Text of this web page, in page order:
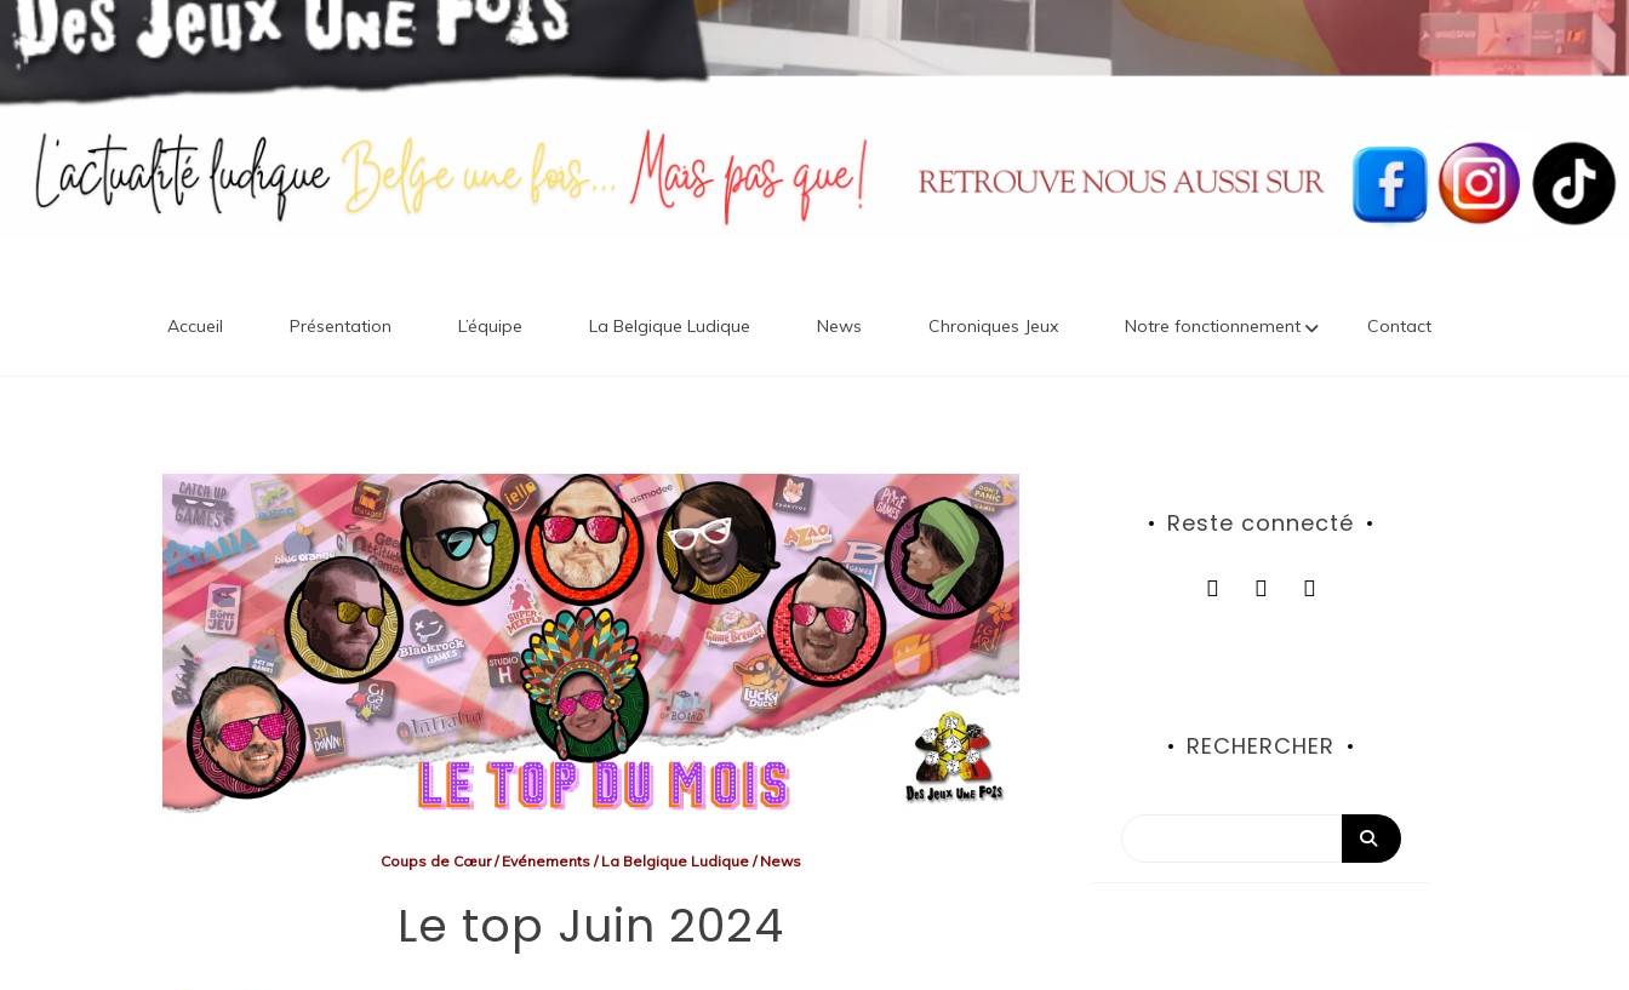
Accueil Présentation L’équipe La Belgique Ludique News Chroniques Jeux Notre fonctionnement Contact
Coups de Cœur/Evénements /La Belgique Ludique /News
Le top Juin 2024
Reste connecté
RECHERCHER